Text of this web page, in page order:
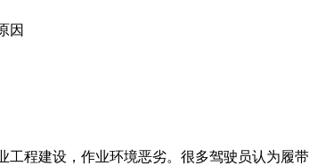
因
程建设，作业环境恶劣。很多驾驶员认为履